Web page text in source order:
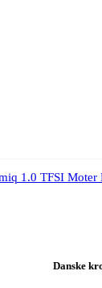
1.0 TFSI
Danske